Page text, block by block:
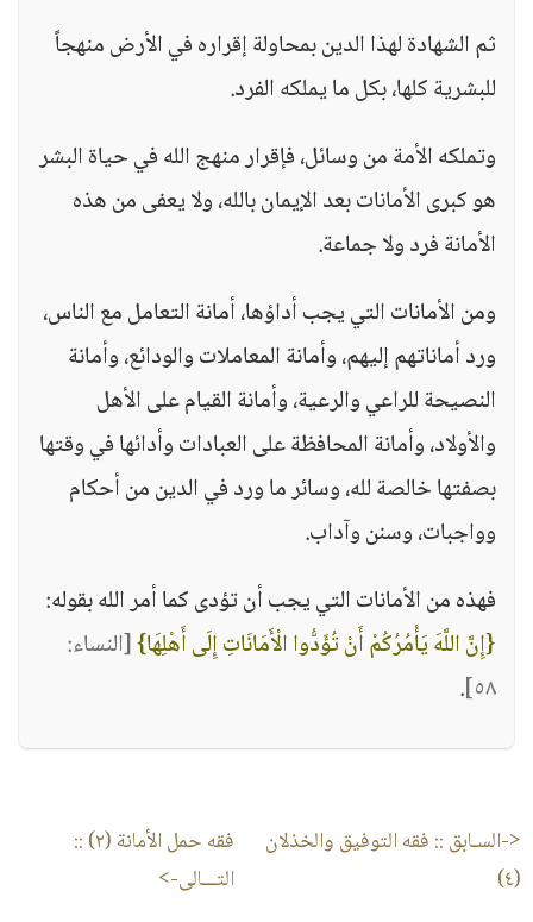
ثم الشهادة لهذا الدين بمحاولة إقراره في الأرض منهجاً
للبشرية كلها، بكل ما يملكه الفرد.
وتملكه الأمة من وسائل، فإقرار منهج الله في حياة البشر
هو كبرى الأمانات بعد الإيمان بالله، ولا يعفى من هذه
الأمانة فرد ولا جماعة.
ومن الأمانات التي يجب أداؤها، أمانة التعامل مع الناس،
ورد أماناتهم إليهم، وأمانة المعاملات والودائع، وأمانة
النصيحة للراعي والرعية، وأمانة القيام على الأهل
والأولاد، وأمانة المحافظة على العبادات وأدائها في وقتها
بصفتها خالصة لله، وسائر ما ورد في الدين من أحكام
وواجبات، وسنن وآداب.
فهذه من الأمانات التي يجب أن تؤدى كما أمر الله بقوله:
{إِنَّ اللَّهَ يَأْمُرُكُمْ أَنْ تُؤَدُّوا الْأَمَانَاتِ إِلَى أَهْلِهَا}[النساء:
٥٨] .
<-السـابق :: فقه التوفيق والخذلان
(٤)
فقه حمل الأمانة (٢)
::
التـــالى->